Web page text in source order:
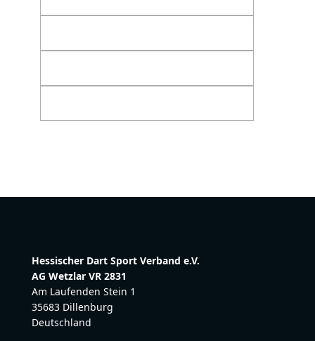
Hessischer Dart Sport Verband e.V.
AG Wetzlar VR 2831
Am Laufenden Stein 1
35683 Dillenburg
Deutschland